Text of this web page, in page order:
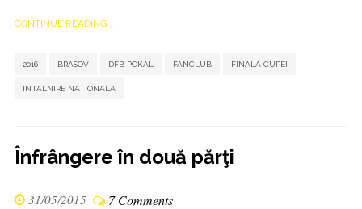
CONTINUE READING ...
2016 BRASOV DFB POKAL FANCLUB FINALA CUPEI
INTALNIRE NATIONALA
Înfrângere în două părţi
31/05/2015 7 Comments